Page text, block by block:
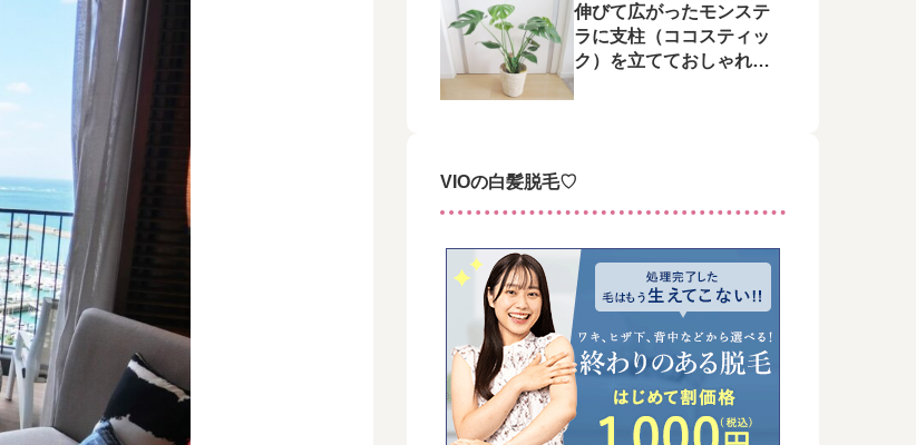
伸びて広がったモンステ
ラに支柱（ココスティッ
ク）を立てておしゃれに
VIOの白髪脱毛♡